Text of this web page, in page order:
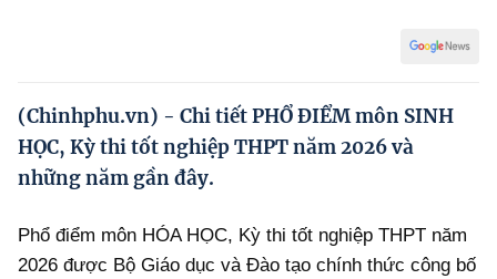
Hướng dẫn thực hiện chính sách
Phát triển kinh tế tư nhân và doanh nghiệp dân tộc
Ocop và chuỗi giá trị Nông sản
Kinh tế tư nhân
(Chinhphu.vn) - Chi tiết PHỔ ĐIỂM môn SINH
HỌC, Kỳ thi tốt nghiệp THPT năm 2026 và
những năm gần đây.
Phổ điểm môn HÓA HỌC, Kỳ thi tốt nghiệp THPT năm
2026 được Bộ Giáo dục và Đào tạo chính thức công bố